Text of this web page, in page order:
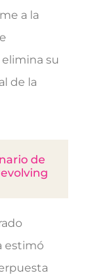
a la
su
de la
de
estimó